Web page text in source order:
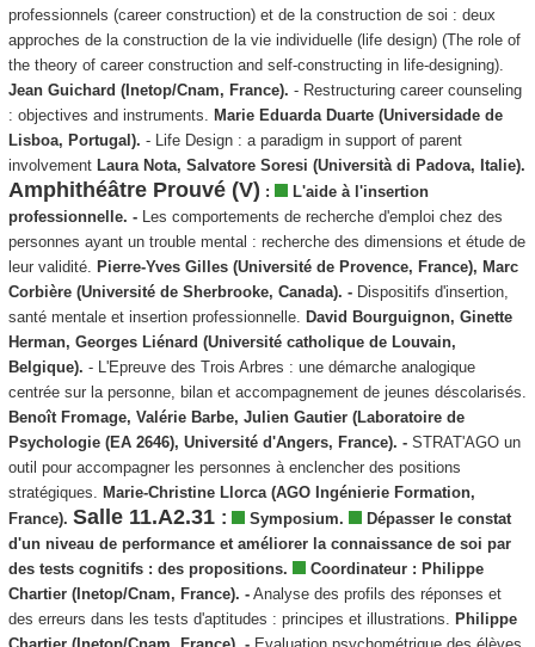
professionnels (career construction) et de la construction de soi : deux
approches de la construction de la vie individuelle (life design) (The role of
the theory of career construction and self-constructing in life-designing).
Jean Guichard (Inetop/Cnam, France). - Restructuring career counseling
: objectives and instruments. Marie Eduarda Duarte (Universidade de
Lisboa, Portugal). - Life Design : a paradigm in support of parent
involvement Laura Nota, Salvatore Soresi (Università di Padova, Italie).
Amphithéâtre Prouvé (V) :
L'aide à l'insertion
professionnelle. - Les comportements de recherche d'emploi chez des
personnes ayant un trouble mental : recherche des dimensions et étude de
leur validité. Pierre-Yves Gilles (Université de Provence, France), Marc
Corbière (Université de Sherbrooke, Canada). - Dispositifs d'insertion,
santé mentale et insertion professionnelle. David Bourguignon, Ginette
Herman, Georges Liénard (Université catholique de Louvain,
Belgique). - L'Epreuve des Trois Arbres : une démarche analogique
centrée sur la personne, bilan et accompagnement de jeunes déscolarisés.
Benoît Fromage, Valérie Barbe, Julien Gautier (Laboratoire de
Psychologie (EA 2646), Université d'Angers, France). -STRAT'AGO un
outil pour accompagner les personnes à enclencher des positions
stratégiques. Marie-Christine Llorca (AGO Ingénierie Formation,
France). Salle 11.A2.31 : Symposium.
Dépasser le constat
d'un niveau de performance et améliorer la connaissance de soi par
des tests cognitifs : des propositions.
Coordinateur : Philippe
Chartier (Inetop/Cnam, France). -Analyse des profils des réponses et
des erreurs dans les tests d'aptitudes : principes et illustrations. Philippe